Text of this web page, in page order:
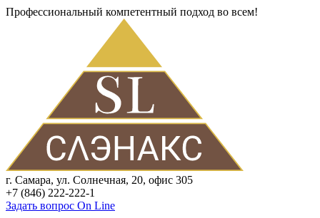
Профессиональный компетентный подход во всем!
г. Самара, ул. Солнечная, 20, офис 305
+7 (846) 222-222-1
Задать вопрос On Line